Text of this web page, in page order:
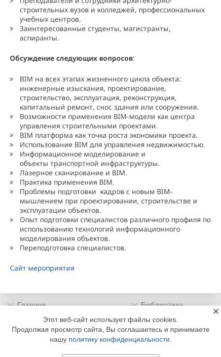
строительных вузов и колледжей, профессиональных
учебных центров.
Заинтересованные студенты, магистранты,
аспиранты.
Обсуждение следующих вопросов:
BIM на всех этапах жизненного цикла объекта:
инженерные изыскания, проектирование,
строительство, эксплуатация, реконструкция,
капитальный ремонт, снос здания или сооружения.
Возможности применения BIM-модели как центра
управления строительными проектами.
BIM платформа как точка роста экономики проекта.
Использование BIM для управления недвижимостью.
Информационное моделирование и
объекты транспортной инфраструктуры.
Лазерное сканирование и BIM.
Практика применения BIM.
Проблемы подготовки кадров с новым BIM-
мышлением при проектировании, строительстве и
эксплуатации объектов.
Опыт подготовки специалистов различного профиля по
использованию технологий информационного
моделирования объектов.
Переподготовка специалистов.
Сайт мероприятия
Главное
Библиотека
Подписка
Реклама
Информация
© 2002 - 2026 OOO Издательский дом «МЕДИА ТЕХНОЛОДЖИ» +7 (495) 665-00-
Этот веб-сайт использует файлы cookies.
Продолжая просмотр сайта, Вы соглашаетесь и принимаете
нашу политику конфиденциальности
×